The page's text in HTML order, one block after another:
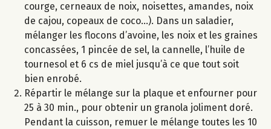
courge, cerneaux de noix, noisettes, amandes, noix
de cajou, copeaux de coco...). Dans un saladier,
mélanger les flocons d’avoine, les noix et les graines
concassées, 1 pincée de sel, la cannelle, l’huile de
tournesol et 6 cs de miel jusqu’à ce que tout soit
bien enrobé.
Répartir le mélange sur la plaque et enfourner pour
25 à 30 min., pour obtenir un granola joliment doré.
Pendant la cuisson, remuer le mélange toutes les 10